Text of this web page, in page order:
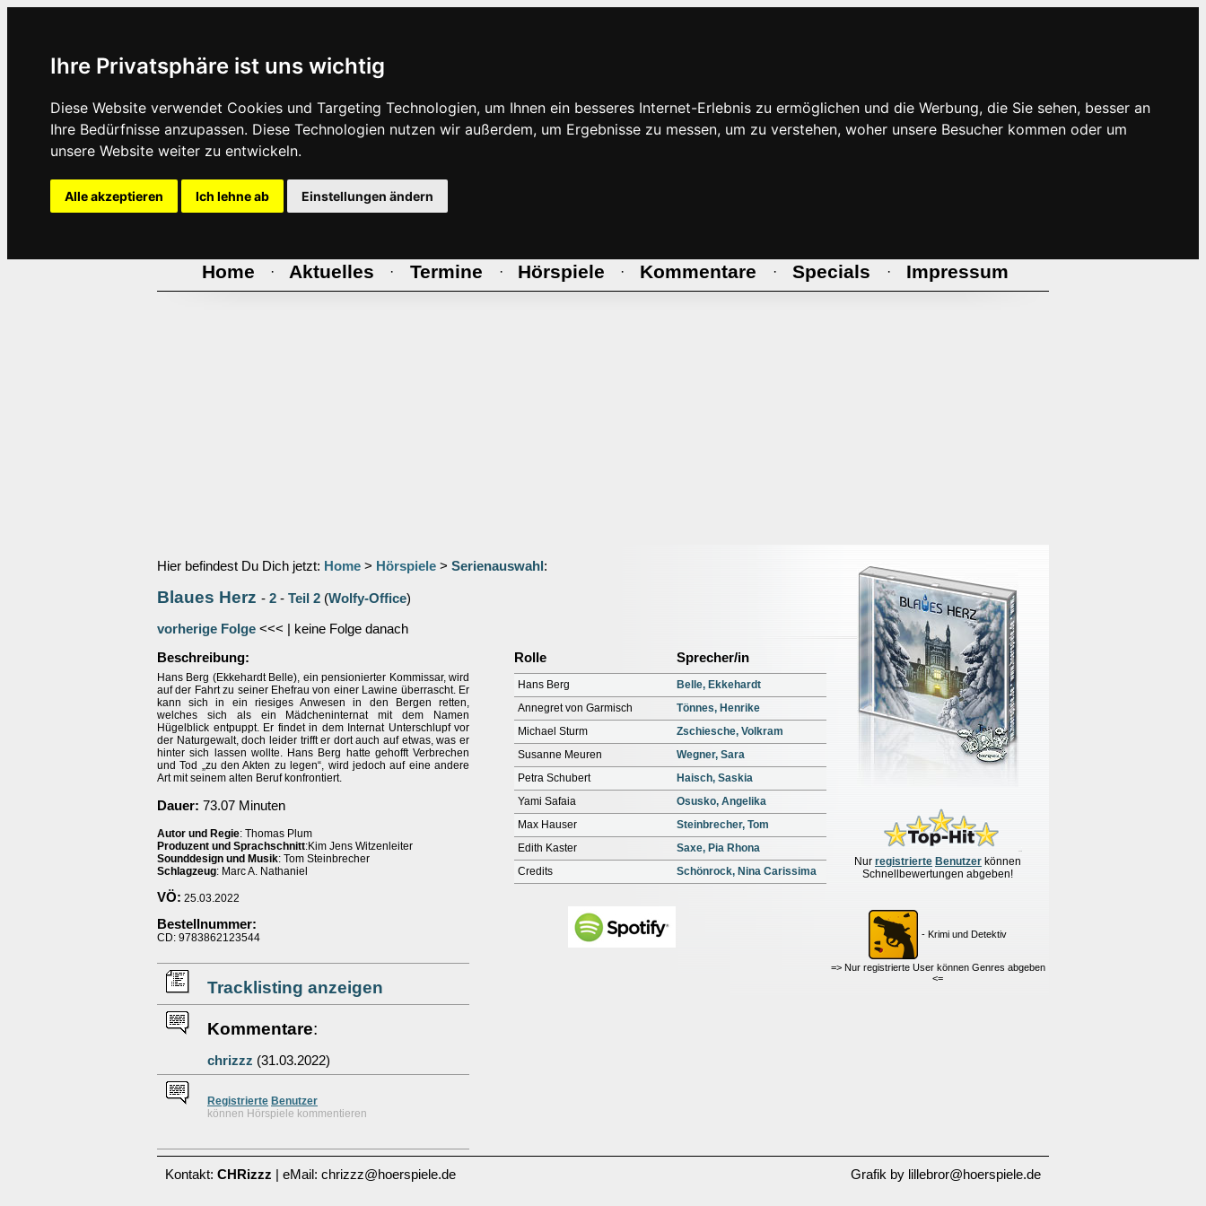
Ihre Privatsphäre ist uns wichtig
Diese Website verwendet Cookies und Targeting Technologien, um Ihnen ein besseres Internet-Erlebnis zu ermöglichen und die Werbung, die Sie sehen, besser an
Ihre Bedürfnisse anzupassen. Diese Technologien nutzen wir außerdem, um Ergebnisse zu messen, um zu verstehen, woher unsere Besucher kommen oder um
unsere Website weiter zu entwickeln.
Alle akzeptieren Ich lehne ab Einstellungen ändern
Home · Aktuelles · Termine · Hörspiele · Kommentare · Specials · Impressum
Hier befindest Du Dich jetzt: Home > Hörspiele > Serienauswahl :
Blaues Herz - 2 - Teil 2 (Wolfy-Office)
vorherige Folge <<< | keine Folge danach
Nur registrierte Benutzer können
Schnellbewertungen abgeben!
- Krimi und Detektiv
=> Nur registrierte User können Genres abgeben
<=
Beschreibung:
Hans Berg (Ekkehardt Belle), ein pensionierter Kommissar, wird
auf der Fahrt zu seiner Ehefrau von einer Lawine überrascht. Er
kann sich in ein riesiges Anwesen in den Bergen retten,
welches sich als ein Mädcheninternat mit dem Namen
Hügelblick entpuppt. Er findet in dem Internat Unterschlupf vor
der Naturgewalt, doch leider trifft er dort auch auf etwas, was er
hinter sich lassen wollte. Hans Berg hatte gehofft Verbrechen
und Tod „zu den Akten zu legen“, wird jedoch auf eine andere
Art mit seinem alten Beruf konfrontiert.
Dauer: 73.07 Minuten
Autor und Regie: Thomas Plum
Produzent und Sprachschnitt:Kim Jens Witzenleiter
Sounddesign und Musik: Tom Steinbrecher
Schlagzeug: Marc A. Nathaniel
VÖ: 25.03.2022
Bestellnummer:
CD: 9783862123544
Tracklisting anzeigen
Kommentare:
chrizzz (31.03.2022)
Registrierte Benutzer
können Hörspiele kommentieren
Rolle Sprecher/in
Hans Berg
Belle, Ekkehardt
Annegret von Garmisch
Tönnes, Henrike
Michael Sturm
Zschiesche, Volkram
Susanne Meuren
Wegner, Sara
Petra Schubert
Haisch, Saskia
Yami Safaia
Osusko, Angelika
Max Hauser
Steinbrecher, Tom
Edith Kaster
Saxe, Pia Rhona
Credits
Schönrock, Nina Carissima
Kontakt: CHRizzz | eMail: chrizzz@hoerspiele.de Grafik by lillebror@hoerspiele.de